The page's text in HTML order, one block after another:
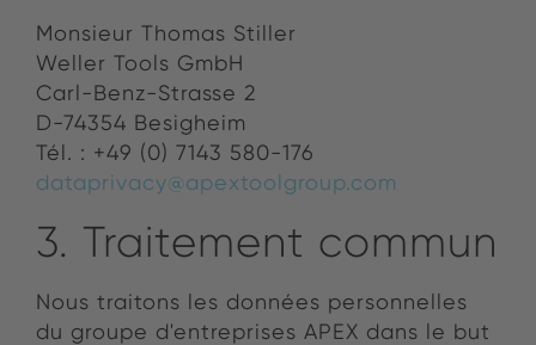
Monsieur Thomas Stiller
Weller Tools GmbH
Carl-Benz-Strasse 2
D-74354 Besigheim
Tél. : +49 (0) 7143 580-176
dataprivacy@apextoolgroup.com
3. Traitement commun
Nous traitons les données personnelles
du groupe d'entreprises APEX dans le but